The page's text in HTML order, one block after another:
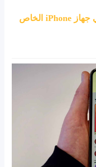
ستتيح لك Dell قريباً التحكم في جهاز iPhone الخاص